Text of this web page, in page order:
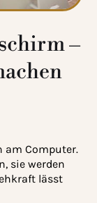
–
am Computer.
sie werden
lässt